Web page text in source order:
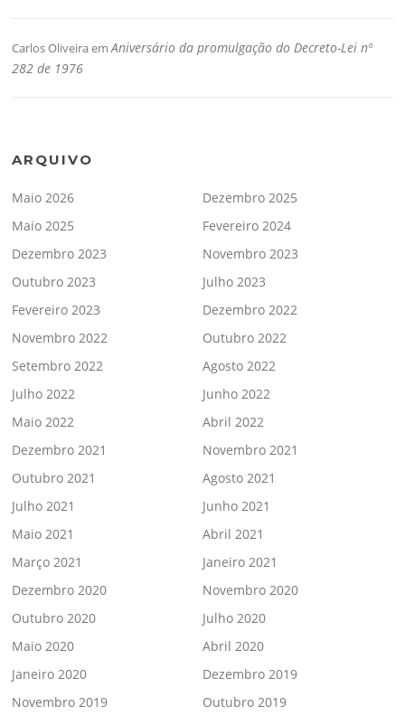
Carlos OliveiraemAniversário da promulgação do Decreto-Lei nº
282 de 1976
ARQUIVO
Maio 2026
Dezembro 2025
Maio 2025
Fevereiro 2024
Dezembro 2023
Novembro 2023
Outubro 2023
Julho 2023
Fevereiro 2023
Dezembro 2022
Novembro 2022
Outubro 2022
Setembro 2022
Agosto 2022
Julho 2022
Junho 2022
Maio 2022
Abril 2022
Dezembro 2021
Novembro 2021
Outubro 2021
Agosto 2021
Julho 2021
Junho 2021
Maio 2021
Abril 2021
Março 2021
Janeiro 2021
Dezembro 2020
Novembro 2020
Outubro 2020
Julho 2020
Maio 2020
Abril 2020
Janeiro 2020
Dezembro 2019
Novembro 2019
Outubro 2019